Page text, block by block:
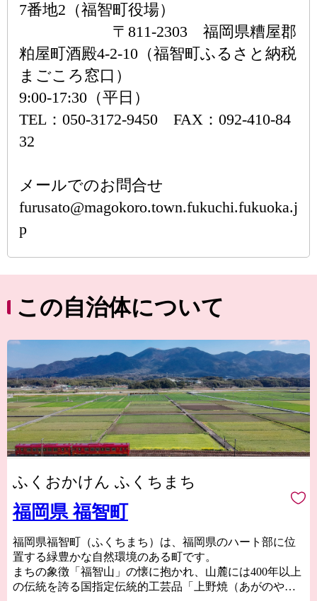
7番地2（福智町役場）
〒811-2303 福岡県糟屋郡
粕屋町酒殿4-2-10（福智町ふるさと納税
まごころ窓口）
9:00-17:30（平日）
TEL：050-3172-9450 FAX：092-410-84
32
メールでのお問合せ
furusato@magokoro.town.fukuchi.fukuoka.j
p
この自治体について
ふくおかけん ふくちまち
福岡県 福智町
福岡県福智町（ふくちまち）は、福岡県のハート部に位
置する緑豊かな自然環境のある町です。
まちの象徴「福智山」の懐に抱かれ、山麓には400年以上
の伝統を誇る国指定伝統的工芸品「上野焼（あがのや